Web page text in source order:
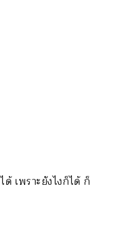
เพราะยังไงก็ได้ ก็